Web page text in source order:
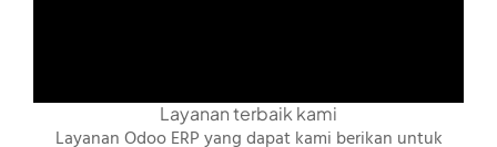
Layanan terbaik kami
Layanan Odoo ERP yang dapat kami berikan untuk